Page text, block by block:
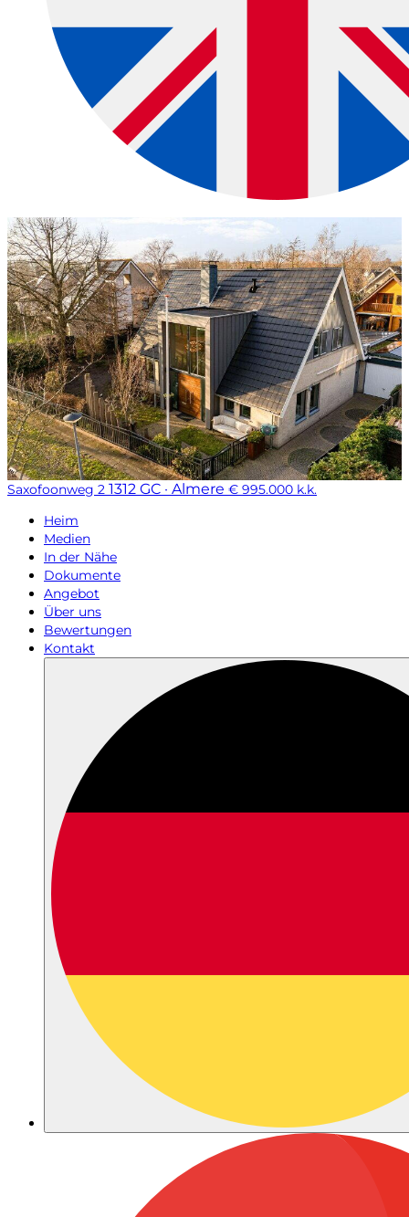
Saxofoonweg 2 1312 GC · Almere € 995.000 k.k.
Heim
Medien
In der Nähe
Dokumente
Angebot
Über uns
Bewertungen
Kontakt